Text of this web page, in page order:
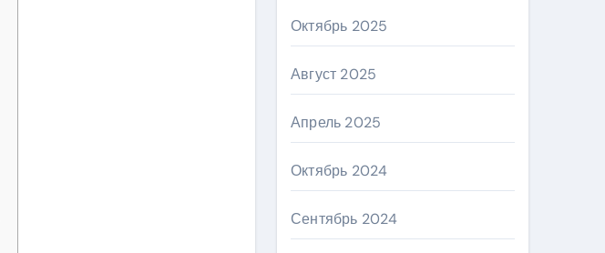
Октябрь 2025
Август 2025
Апрель 2025
Октябрь 2024
Сентябрь 2024